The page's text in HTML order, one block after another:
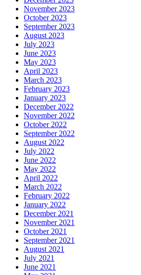
November 2023
October 2023
September 2023
August 2023
July 2023
June 2023
May 2023
April 2023
March 2023
February 2023
January 2023
December 2022
November 2022
October 2022
September 2022
August 2022
July 2022
June 2022
May 2022
April 2022
March 2022
February 2022
January 2022
December 2021
November 2021
October 2021
September 2021
August 2021
July 2021
June 2021